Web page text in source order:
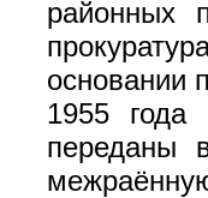
районных
основании
1955 года
переданы